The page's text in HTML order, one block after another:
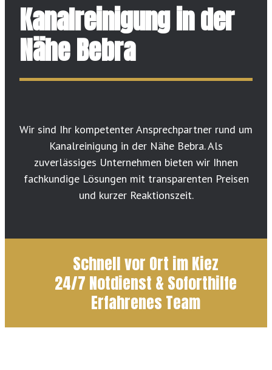
Kanalreinigung in der
Nähe Bebra
Wir sind Ihr kompetenter Ansprechpartner rund um
Kanalreinigung in der Nähe Bebra. Als
zuverlässiges Unternehmen bieten wir Ihnen
fachkundige Lösungen mit transparenten Preisen
und kurzer Reaktionszeit.
Schnell vor Ort im Kiez
24/7 Notdienst & Soforthilfe
Erfahrenes Team